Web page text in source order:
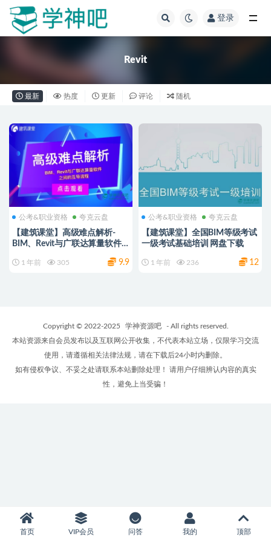
登录
Revit
最新 热度 更新 评论 随机
公考&职业资格 夸克云盘
【建筑课堂】高级难点解析-
BIM、Revit与广联达算量软件
1 年前 305 9.9
公考&职业资格 夸克云盘
【建筑课堂】全国BIM等级考试
一级考试基础培训 网盘下载
1 年前 236 12
Copyright © 2022-2025 学神资源吧
- All rights reserved.
本站资源来自会员发布以及互联网公开收集，不代表本站立场，仅限学习交流
使用，请遵循相关法律法规，请在下载后24小时内删除。
如有侵权争议、不妥之处请联系本站删除处理！ 请用户仔细辨认内容的真实
性，避免上当受骗！
首页 VIP会员 问答 我的 顶部